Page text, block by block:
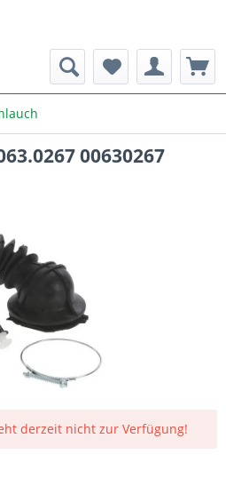
00630267
derzeit nicht zur Verfügung!